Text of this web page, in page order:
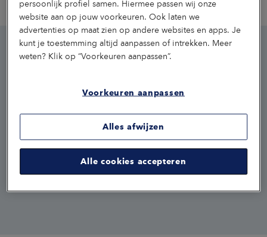
Zekerheid
belangrijk als je kijkt naar de financiële gevolgen wanneer je
en in de toekomst.”
persoonlijk profiel samen. Hiermee passen wij onze
website aan op jouw voorkeuren. Ook laten we
advertenties op maat zien op andere websites en apps. Je
kunt je toestemming altijd aanpassen of intrekken. Meer
weten? Klik op “Voorkeuren aanpassen”.
Voorkeuren aanpassen
Alles afwijzen
Alle cookies accepteren